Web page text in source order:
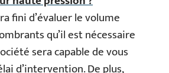
fini d’évaluer le volume
qu’il est nécessaire
sera capable de vous